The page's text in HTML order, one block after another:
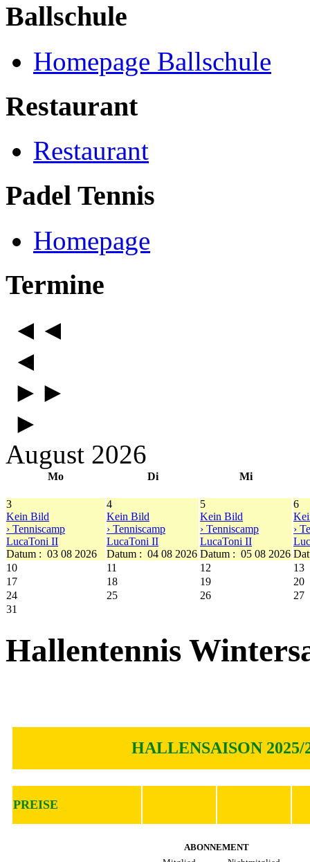
Ballschule
Homepage Ballschule
Restaurant
Restaurant
Padel Tennis
Homepage
Termine
◄◄
◄
►►
►
August 2026
Mo Di Mi
3
Kein Bild
› Tenniscamp
LucaToni II
Datum : 03 08 2026
4
Kein Bild
› Tenniscamp
LucaToni II
Datum : 04 08 2026
5
Kein Bild
› Tenniscamp
LucaToni II
Datum : 05 08 2026
6
›
10
11 12
13
17
18 19
20
24
25 26
27
31
Hallentennis
HALLENSAISON 2025/
PREISE
ABONNEMENT